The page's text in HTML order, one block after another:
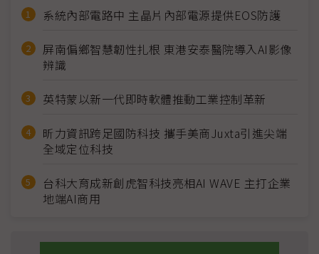
系統內部電路中 主晶片內部電源提供EOS防護
屏南偏鄉智慧韌性扎根 東港安泰醫院導入AI影像
辨識
英特蒙以新一代即時軟體推動工業控制革新
昕力資訊跨足國防科技 攜手美商Juxta引進尖端
全域定位科技
台科大育成新創虎智科技亮相AI WAVE 主打企業
地端AI商用